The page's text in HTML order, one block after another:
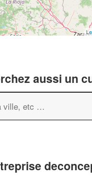
aussi un